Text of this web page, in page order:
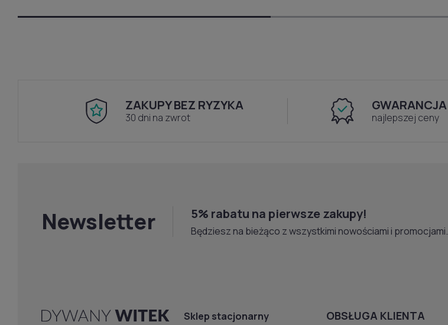
ZAKUPY BEZ RYZYKA
30 dni na zwrot
GWARANCJA
najlepszej ceny
Newsletter 5% rabatu na pierwsze zakupy!
Będziesz na bieżąco z wszystkimi nowościami i promocjami.
Sklep stacjonarny OBSŁUGA KLIENTA